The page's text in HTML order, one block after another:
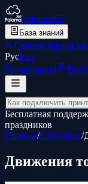
Paloma365
База знаний
СкачатьЗаявка
РусҚаз
Регистрация
Бесплатная
праздников
Главная/БЭК-офис/
Движения